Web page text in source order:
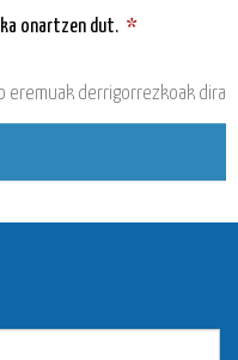
onartzen dut. *
eremuak derrigorrezkoak dira